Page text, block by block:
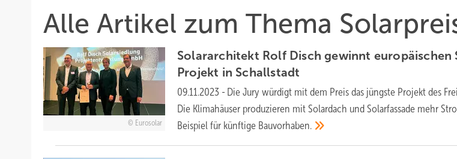
Alle Artikel zum Thema
Eurosolar
Solararchitekt Rolf Disch gewinnt europäischen
Projekt in Schallstadt
09.11.2023 - Die Jury würdigt mit dem Preis das jüngste Projekt des
Die Klimahäuser produzieren mit Solardach und Solarfassade mehr
Beispiel für künftige Bauvorhaben.